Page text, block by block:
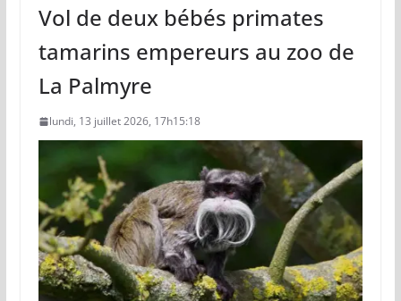
Vol de deux bébés primates
tamarins empereurs au zoo de
La Palmyre
lundi, 13 juillet 2026, 17h15:18